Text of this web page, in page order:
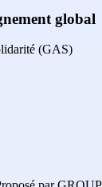
global
(GAS)